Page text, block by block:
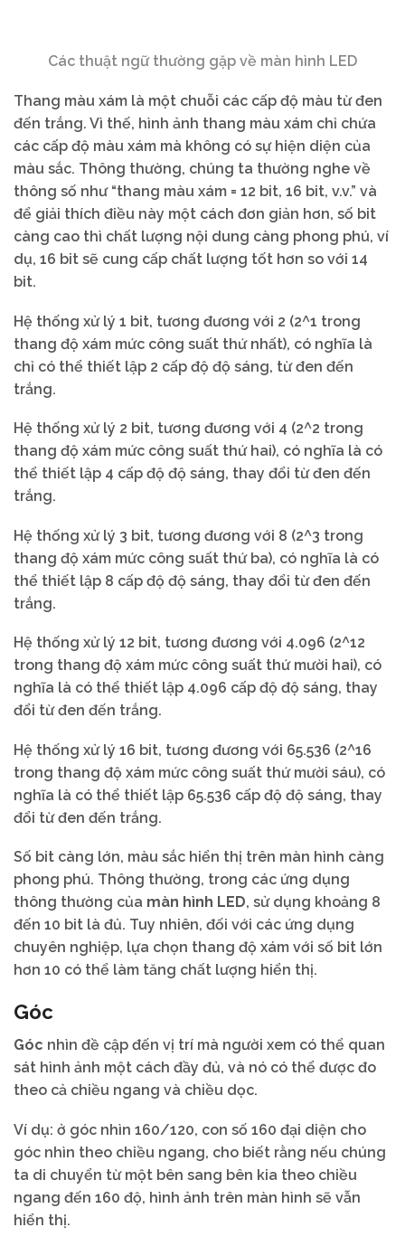
Các thuật ngữ thường gặp về màn hình LED
Thang màu xám là một chuỗi các cấp độ màu từ đen
đến trắng. Vì thế, hình ảnh thang màu xám chỉ chứa
các cấp độ màu xám mà không có sự hiện diện của
màu sắc. Thông thường, chúng ta thường nghe về
thông số như “thang màu xám = 12 bit, 16 bit, v.v.” và
để giải thích điều này một cách đơn giản hơn, số bit
càng cao thì chất lượng nội dung càng phong phú, ví
dụ, 16 bit sẽ cung cấp chất lượng tốt hơn so với 14
bit.
Hệ thống xử lý 1 bit, tương đương với 2 (2^1 trong
thang độ xám mức công suất thứ nhất), có nghĩa là
chỉ có thể thiết lập 2 cấp độ độ sáng, từ đen đến
trắng.
Hệ thống xử lý 2 bit, tương đương với 4 (2^2 trong
thang độ xám mức công suất thứ hai), có nghĩa là có
thể thiết lập 4 cấp độ độ sáng, thay đổi từ đen đến
trắng.
Hệ thống xử lý 3 bit, tương đương với 8 (2^3 trong
thang độ xám mức công suất thứ ba), có nghĩa là có
thể thiết lập 8 cấp độ độ sáng, thay đổi từ đen đến
trắng.
Hệ thống xử lý 12 bit, tương đương với 4.096 (2^12
trong thang độ xám mức công suất thứ mười hai), có
nghĩa là có thể thiết lập 4.096 cấp độ độ sáng, thay
đổi từ đen đến trắng.
Hệ thống xử lý 16 bit, tương đương với 65.536 (2^16
trong thang độ xám mức công suất thứ mười sáu), có
nghĩa là có thể thiết lập 65.536 cấp độ độ sáng, thay
đổi từ đen đến trắng.
Số bit càng lớn, màu sắc hiển thị trên màn hình càng
phong phú. Thông thường, trong các ứng dụng
thông thường của màn hình LED, sử dụng khoảng 8
đến 10 bit là đủ. Tuy nhiên, đối với các ứng dụng
chuyên nghiệp, lựa chọn thang độ xám với số bit lớn
hơn 10 có thể làm tăng chất lượng hiển thị.
Góc
Góc nhìn đề cập đến vị trí mà người xem có thể quan
sát hình ảnh một cách đầy đủ, và nó có thể được đo
theo cả chiều ngang và chiều dọc.
Ví dụ: ở góc nhìn 160/120, con số 160 đại diện cho
góc nhìn theo chiều ngang, cho biết rằng nếu chúng
ta di chuyển từ một bên sang bên kia theo chiều
ngang đến 160 độ, hình ảnh trên màn hình sẽ vẫn
hiển thị.